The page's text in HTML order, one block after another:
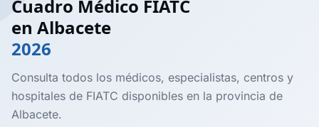
Cuadro Médico FIATC
en Albacete
2026
Consulta todos los médicos, especialistas, centros y
hospitales de FIATC disponibles en la provincia de
Albacete.